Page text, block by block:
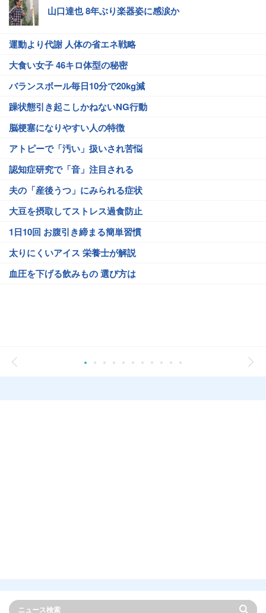
山口達也 8年ぶり楽器姿に感涙か
運動より代謝 人体の省エネ戦略
大食い女子 46キロ体型の秘密
バランスボール毎日10分で20kg減
躁状態引き起こしかねないNG行動
脳梗塞になりやすい人の特徴
アトピーで「汚い」扱いされ苦悩
認知症研究で「音」注目される
夫の「産後うつ」にみられる症状
大豆を摂取してストレス過食防止
1日10回 お腹引き締まる簡単習慣
太りにくいアイス 栄養士が解説
血圧を下げる飲みもの 選び方は